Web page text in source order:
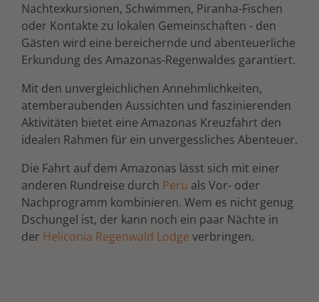
Nachtexkursionen, Schwimmen, Piranha-Fischen
oder Kontakte zu lokalen Gemeinschaften - den
Gästen wird eine bereichernde und abenteuerliche
Erkundung des Amazonas-Regenwaldes garantiert.
Mit den unvergleichlichen Annehmlichkeiten,
atemberaubenden Aussichten und faszinierenden
Aktivitäten bietet eine Amazonas Kreuzfahrt den
idealen Rahmen für ein unvergessliches Abenteuer.
Die Fahrt auf dem Amazonas lässt sich mit einer
anderen Rundreise durch Peru als Vor- oder
Nachprogramm kombinieren. Wem es nicht genug
Dschungel ist, der kann noch ein paar Nächte in
der Heliconia Regenwald Lodge verbringen.